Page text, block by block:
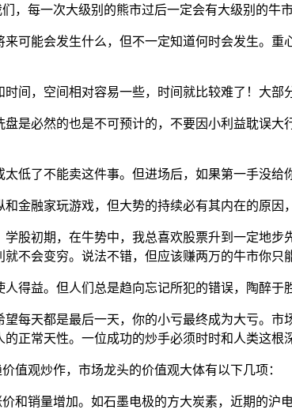
，每一次大级别的熊市过后一定会有大级别的牛市
可能会发生什么，但不一定知道何时会发生。
，空间相对容易一些，时间就比较难了！大部
是必然的也是不可预计的，不要因小利益耽误
低了不能卖这件事。但进场后，如果第一手没给
融家玩游戏，但大势的持续必有其内在的原因
股初期，在牛势中，我总喜欢股票升到一定地
不会变穷。说法不错，但应该赚两万的牛市你只
得益。但人们总是趋向忘记所犯的错误，陶醉于
每天都是最后一天，你的小亏最终成为大亏。
正常天性。一位成功的炒手必须时时和人类这
值观炒作，市场龙头的价值观大体有以下几项：
销量增加。如石墨电极的方大炭素，近期的沪电